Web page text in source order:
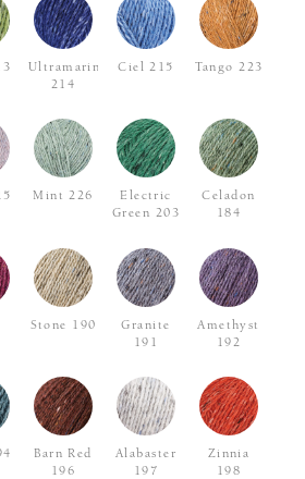
Ultramarine
214
Ciel 215 Tango 223
Mint 226
Electric
Green 203
Celadon
184
Stone 190
Granite
191
Amethyst
192
Barn Red
196
Alabaster
197
Zinnia
198